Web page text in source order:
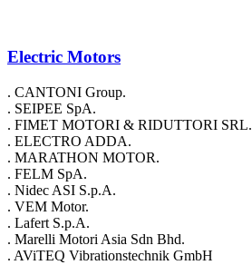
Electric Motors
. CANTONI Group.
. SEIPEE SpA.
. FIMET MOTORI & RIDUTTORI SRL.
. ELECTRO ADDA.
. MARATHON MOTOR.
. FELM SpA.
. Nidec ASI S.p.A.
. VEM Motor.
. Lafert S.p.A.
. Marelli Motori Asia Sdn Bhd.
. AViTEQ Vibrationstechnik GmbH